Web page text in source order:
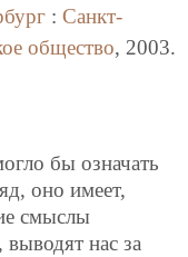
: Санкт-
общество, 2003.
бы означать
оно имеет,
смыслы
нас за